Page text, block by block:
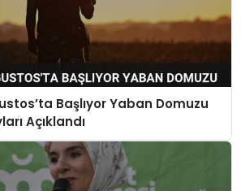
Başlıyor Yaban Domuzu
Açıklandı